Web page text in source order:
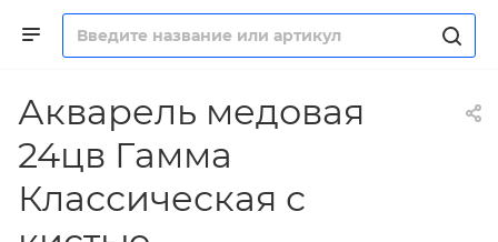
Акварель медовая
24цв Гамма
Классическая с